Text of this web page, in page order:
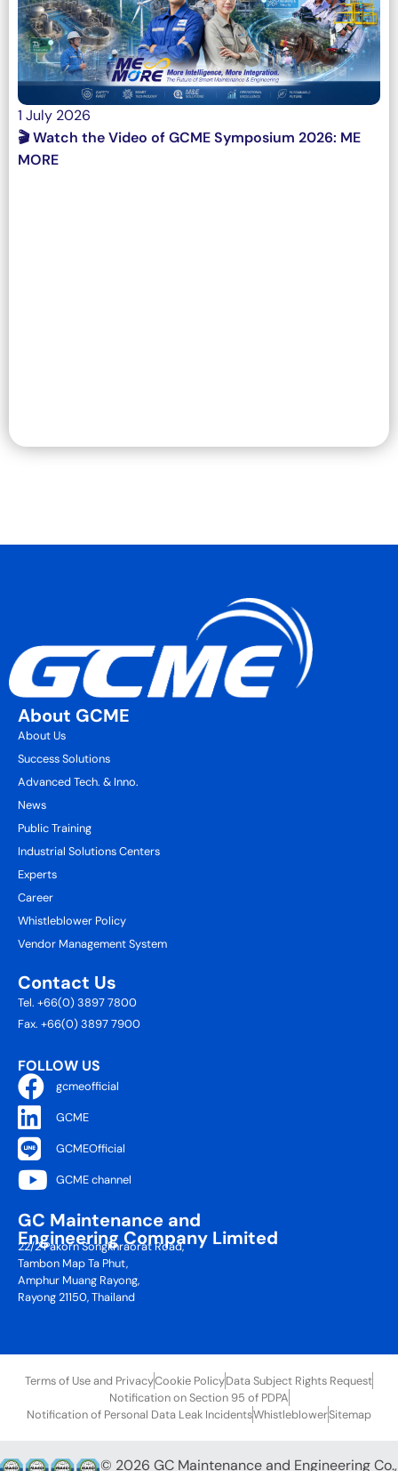
1 July 2026
🎬 Watch the Video of GCME Symposium 2026: ME
MORE
About GCME
About Us
Success Solutions
Advanced Tech. & Inno.
News
Public Training
Industrial Solutions Centers
Experts
Career
Whistleblower Policy
Vendor Management System
Contact Us
Tel. +66(0) 3897 7800
Fax. +66(0) 3897 7900
FOLLOW US
gcmeofficial
GCME
GCMEOfficial
GCME channel
GC Maintenance and
Engineering Company Limited
22/2 Pakorn Songkhraorat Road,
Tambon Map Ta Phut,
Amphur Muang Rayong,
Rayong 21150, Thailand
Terms of Use and PrivacyCookie PolicyData Subject Rights Request
Notification on Section 95 of PDPA
Notification of Personal Data Leak IncidentsWhistleblowerSitemap
© 2026 GC Maintenance and Engineering Co.,